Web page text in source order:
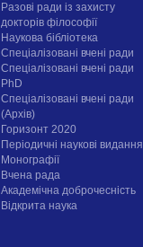
Разові ради із захисту
докторів філософії
Наукова бібліотека
Спеціалізовані вчені ради
Спеціалізовані вчені ради
PhD
Спеціалізовані вчені ради
(Архів)
Горизонт 2020
Періодичні наукові видання
Монографії
Вчена рада
Академічна доброчесність
Відкрита наука